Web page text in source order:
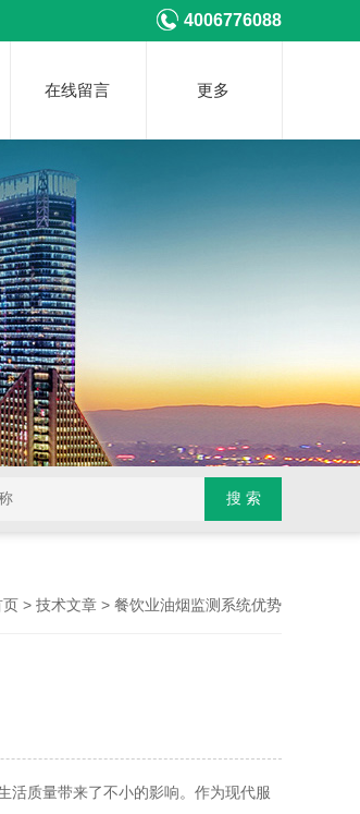
4006776088
在线留言 更多
> 技术文章 > 餐饮业油烟监测系统优势
质量带来了不小的影响。作为现代服